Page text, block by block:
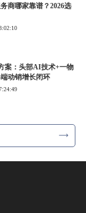
商哪家靠谱？2026选
案：头部AI技术+一物
动销增长闭环